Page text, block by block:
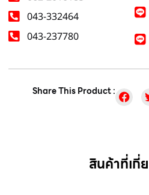
043-332464
043-237780
Share This Product :
สินค้าที่เกี่